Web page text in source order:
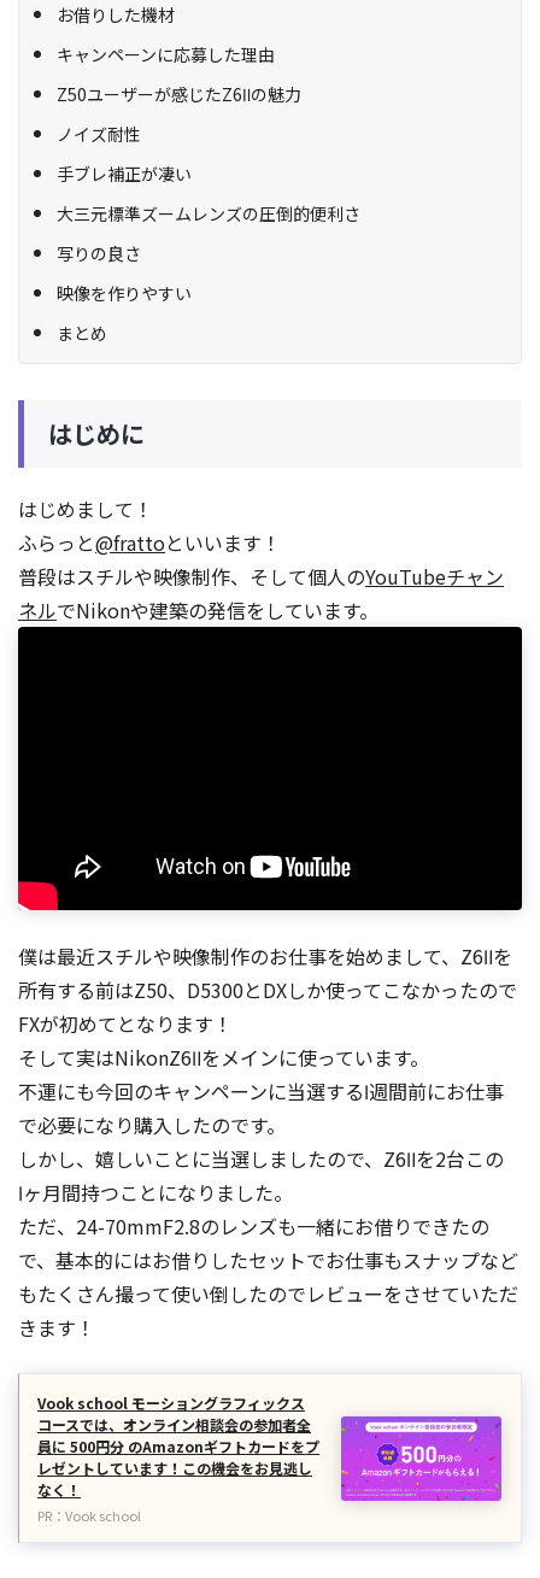
お借りした機材
キャンペーンに応募した理由
Z50ユーザーが感じたZ6Ⅱの魅力
ノイズ耐性
手ブレ補正が凄い
大三元標準ズームレンズの圧倒的便利さ
写りの良さ
映像を作りやすい
まとめ
はじめに
はじめまして！
ふらっと@frattoといいます！
普段はスチルや映像制作、そして個人のYouTubeチャン
ネルでNikonや建築の発信をしています。
僕は最近スチルや映像制作のお仕事を始めまして、Z6Ⅱを
所有する前はZ50、D5300とDXしか使ってこなかったので
FXが初めてとなります！
そして実はNikonZ6Ⅱをメインに使っています。
不運にも今回のキャンペーンに当選するⅠ週間前にお仕事
で必要になり購入したのです。
しかし、嬉しいことに当選しましたので、Z6Ⅱを2台この
Ⅰヶ月間持つことになりました。
ただ、24-70mmF2.8のレンズも一緒にお借りできたの
で、基本的にはお借りしたセットでお仕事もスナップなど
もたくさん撮って使い倒したのでレビューをさせていただ
きます！
Vook school モーショングラフィックス
コースでは、オンライン相談会の参加者全
員に 500円分 のAmazonギフトカードをプ
レゼントしています！この機会をお見逃し
なく！
PR：Vook school